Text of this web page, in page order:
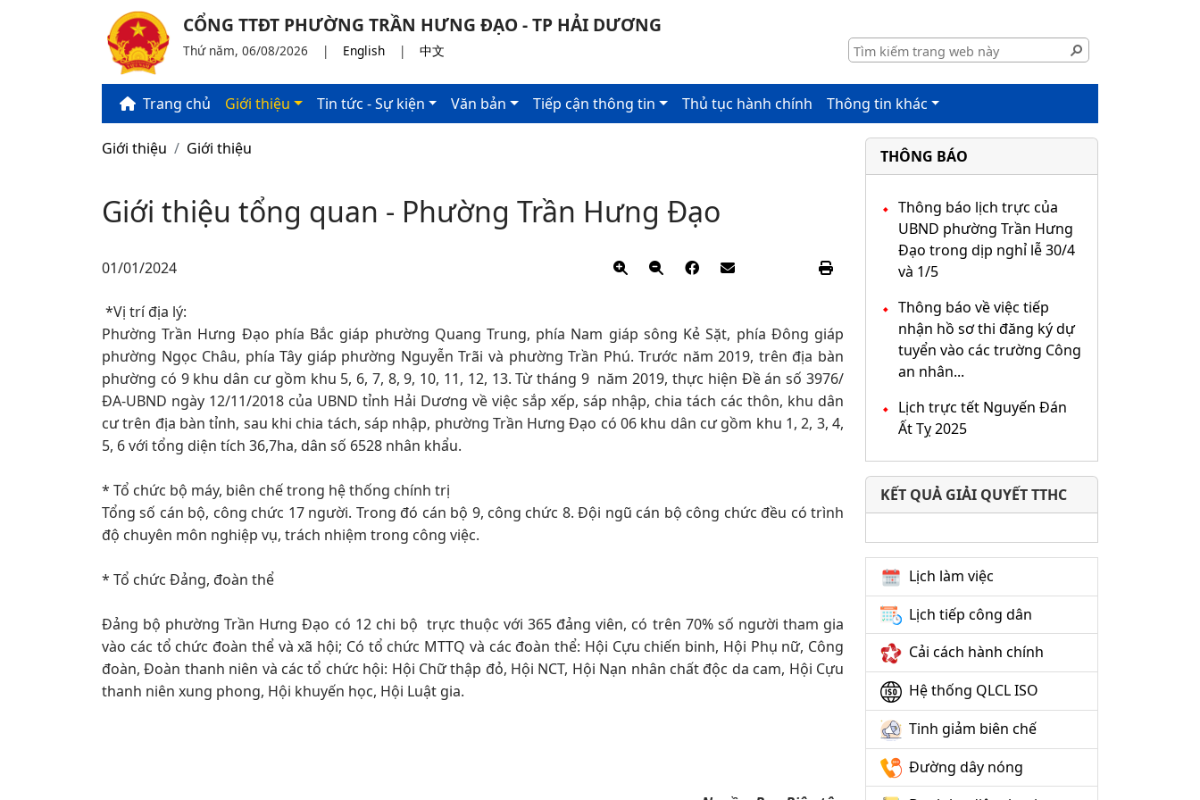
CỔNG TTĐT PHƯỜNG TRẦN HƯNG ĐẠO - TP HẢI DƯƠNG
Thứ năm, 06/08/2026 | English | 中文
Trang chủ Giới thiệu Tin tức - Sự kiện Văn bản Tiếp cận thông tin Thủ tục hành chính Thông tin khác
Giới thiệu Giới thiệu
Giới thiệu tổng quan - Phường Trần Hưng Đạo
01/01/2024
​ *Vị trí địa lý:
Phường Trần Hưng Đạo phía Bắc giáp phường Quang Trung, phía Nam giáp sông Kẻ Sặt, phía Đông giáp
phường Ngọc Châu, phía Tây giáp phường Nguyễn Trãi và phường Trần Phú. Trước năm 2019, trên địa bàn
phường có 9 khu dân cư gồm khu 5, 6, 7, 8, 9, 10, 11, 12, 13. Từ tháng 9 năm 2019, thực hiện Đề án số 3976/
ĐA-UBND ngày 12/11/2018 của UBND tỉnh Hải Dương về việc sắp xếp, sáp nhập, chia tách các thôn, khu dân
cư trên địa bàn tỉnh, sau khi chia tách, sáp nhập, phường Trần Hưng Đạo có 06 khu dân cư gồm khu 1, 2, 3, 4,
5, 6 với tổng diện tích 36,7ha, dân số 6528 nhân khẩu.
* Tổ chức bộ máy, biên chế trong hệ thống chính trị
Tổng số cán bộ, công chức 17 người. Trong đó cán bộ 9, công chức 8. Đội ngũ cán bộ công chức đều có trình
độ chuyên môn nghiệp vụ, trách nhiệm trong công việc.
* Tổ chức Đảng, đoàn thể
Đảng bộ phường Trần Hưng Đạo có 12 chi bộ trực thuộc với 365 đảng viên, có trên 70% số người tham gia
vào các tổ chức đoàn thể và xã hội; Có tổ chức MTTQ và các đoàn thể: Hội Cựu chiến binh, Hội Phụ nữ, Công
đoàn, Đoàn thanh niên và các tổ chức hội: Hội Chữ thập đỏ, Hội NCT, Hội Nạn nhân chất độc da cam, Hội Cựu
thanh niên xung phong, Hội khuyến học, Hội Luật gia.
THÔNG BÁO
Thông báo lịch trực của
UBND phường Trần Hưng
Đạo trong dịp nghỉ lễ 30/4
và 1/5
Thông báo về việc tiếp
nhận hồ sơ thi đăng ký dự
tuyển vào các trường Công
an nhân...
Lịch trực tết Nguyến Đán
Ất Tỵ 2025
KẾT QUẢ GIẢI QUYẾT TTHC
Lịch làm việc
Lịch tiếp công dân
Cải cách hành chính
Hệ thống QLCL ISO
Tinh giảm biên chế
Đường dây nóng